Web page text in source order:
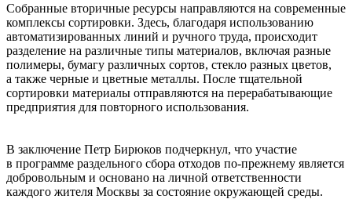
Собранные вторичные ресурсы направляются на современные
комплексы сортировки. Здесь, благодаря использованию
автоматизированных линий и ручного труда, происходит
разделение на различные типы материалов, включая разные
полимеры, бумагу различных сортов, стекло разных цветов,
а также черные и цветные металлы. После тщательной
сортировки материалы отправляются на перерабатывающие
предприятия для повторного использования.
В заключение Петр Бирюков подчеркнул, что участие
в программе раздельного сбора отходов по-прежнему является
добровольным и основано на личной ответственности
каждого жителя Москвы за состояние окружающей среды.